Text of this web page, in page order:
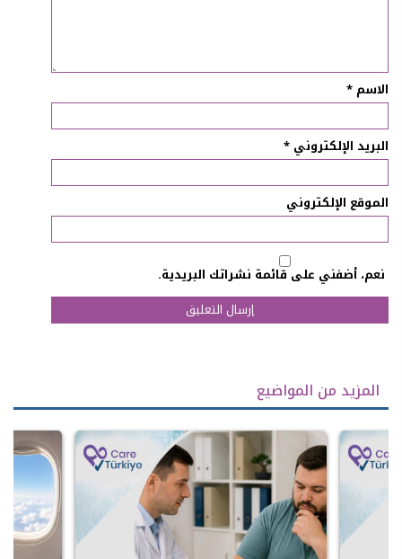
الاسم *
البريد الإلكتروني *
الموقع الإلكتروني
نعم، أضفني على قائمة نشراتك البريدية.
المزيد من المواضيع